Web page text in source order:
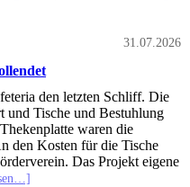
31.07.2026
den letzten Schliff. Die
und Tische und Bestuhlung
waren die
den Kosten für die Tische
Das Projekt eigene